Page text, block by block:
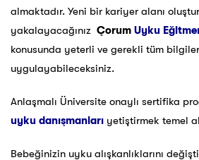
almaktadır. Yeni bir kariyer alanı
yakalayacağınız Çorum Uyku
konusunda yeterli ve gerekli tüm
uygulayabileceksiniz.
Anlaşmalı Üniversite onaylı sertifika
uyku danışmanları yetiştirmek temel
Bebeğinizin uyku alışkanlıklarını